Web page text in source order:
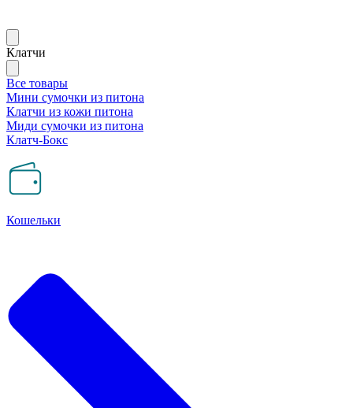
Клатчи
Все товары
Мини сумочки из питона
Клатчи из кожи питона
Миди сумочки из питона
Клатч-Бокс
Кошельки